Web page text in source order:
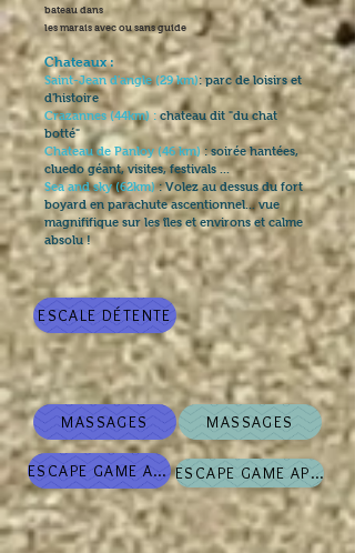
bateau dans
les marais avec ou sans guide
Chateaux :
Saint-Jean d'angle (29 km): parc de loisirs et
d'histoire
Crazannes (44km) :chateau dit "du chat
botté"
Chateau de Panloy (46 km) : soirée hantées,
cluedo géant, visites, festivals ...
Sea and sky (62km): Volez au dessus du fort
boyard en parachute ascentionnel... vue
magnififique sur les îles et environs et calme
absolu !
ESCALE DÉTENTE
MASSAGES MASSAGES
ESCAPE GAME APÉRO ESCAPE GAME APÉRO